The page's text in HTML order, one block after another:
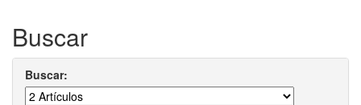
Buscar
Buscar: